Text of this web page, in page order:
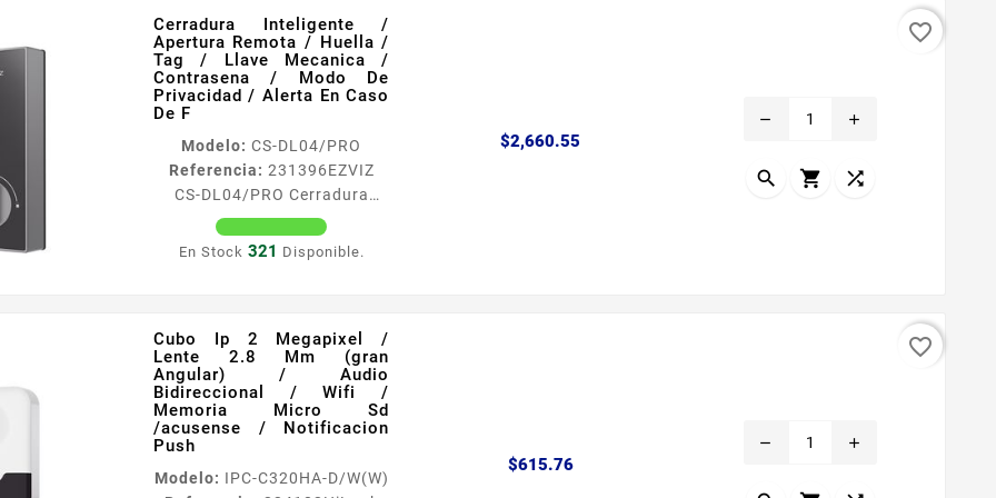
Caracteriacutesticas
principales Resolucioacuten
2 Megapixel 1920 x 1080
Lente 28 mm aacutengulo
107deg Microacutefono y
bocina interconstruida audio
de dos viacuteas dWDR
3DDNR Deteccioacuten de
movimiento Sirena integrada
10 mts IR visioacuten...
Cerradura Inteligente /
Apertura Remota / Huella /
Tag / Llave Mecanica /
Contrasena / Modo De
Privacidad / Alerta En Caso
De F
Modelo: CS-DL04/PRO
Referencia: 231396EZVIZ
CS-DL04/PRO Cerradura
Inteligente / Apertura
Remota / Huella / Tag / Llave
Caracteriacutesticas
principales Temperatura de
operacioacuten 25ordm a
55ordm C Dimensiones Panel
frontal 160 x 67 x 25 mm
166 x 70 x 285 mm WiFi 24
En Stock 321 Disponible.
$2,660.55
remove add
  
favorite_border
Cubo Ip 2 Megapixel /
Lente 2.8 Mm (gran
Angular) / Audio
Bidireccional / Wifi /
Memoria Micro Sd
/acusense / Notificacion
Push
Modelo: IPC-C320HA-D/W(W)
$615.76Precio
remove add
favorite_border